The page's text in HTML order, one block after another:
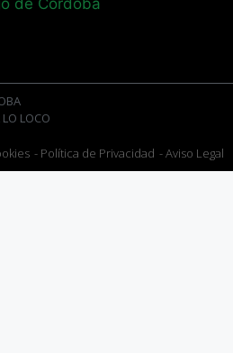
LOCO
- Política de Privacidad - Aviso Legal